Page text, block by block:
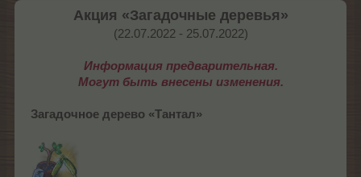
Акция «Загадочные деревья»
(22.07.2022 - 25.07.2022)​
Информация предварительная.
Могут быть внесены изменения.
Загадочное дерево «Тантал»